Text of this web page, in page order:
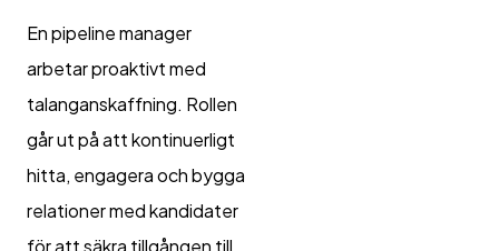
En pipeline manager
arbetar proaktivt med
talanganskaffning. Rollen
går ut på att kontinuerligt
hitta, engagera och bygga
relationer med kandidater
för att säkra tillgången till